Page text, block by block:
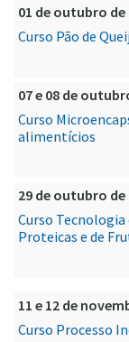
01 de outubro de
Curso Pão de
07 e 08 de
Curso
alimentícios
29 de outubro de
Curso Tecnologia
Proteicas e de
11 e 12 de
Curso Processo